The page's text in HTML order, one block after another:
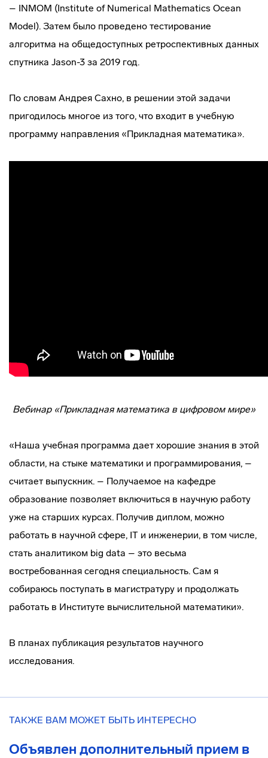
– INMOM (Institute of Numerical Mathematics Ocean
Model). Затем было проведено тестирование
алгоритма на общедоступных ретроспективных данных
спутника Jason-3 за 2019 год.
По словам Андрея Сахно, в решении этой задачи
пригодилось многое из того, что входит в учебную
программу направления «Прикладная математика».
Вебинар «Прикладная математика в цифровом мире»
«Наша учебная программа дает хорошие знания в этой
области, на стыке математики и программирования, –
считает выпускник. – Получаемое на кафедре
образование позволяет включиться в научную работу
уже на старших курсах. Получив диплом, можно
работать в научной сфере, IT и инженерии, в том числе,
стать аналитиком big data – это весьма
востребованная сегодня специальность. Сам я
собираюсь поступать в магистратуру и продолжать
работать в Институте вычислительной математики».
В планах публикация результатов научного
исследования.
ТАКЖЕ ВАМ МОЖЕТ БЫТЬ ИНТЕРЕСНО
Объявлен дополнительный прием в